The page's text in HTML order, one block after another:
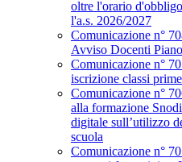
oltre l'orario
l'a.s. 2026/2027
Comunicazione n°
Avviso Docenti
Comunicazione n°
iscrizione classi
Comunicazione n°
alla formazione
digitale sull’utilizzo
scuola
Comunicazione n°